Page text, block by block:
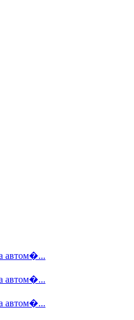
автом�...
автом�...
автом�...